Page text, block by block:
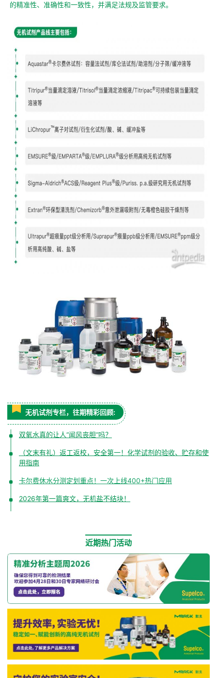
的精准性、准确性和一致性，并满足法规及监管要求。
无机试剂专栏，往期精彩回顾:
双氧水真的让人“闻风丧胆“吗？
（文末有礼）返工返校，安全第一！化学试剂的验收、贮存和使
用指南
卡尔费休水分测定划重点！一次上线400+热门应用
2026年第一篇爽文，无机盐不结块！
近期热门活动